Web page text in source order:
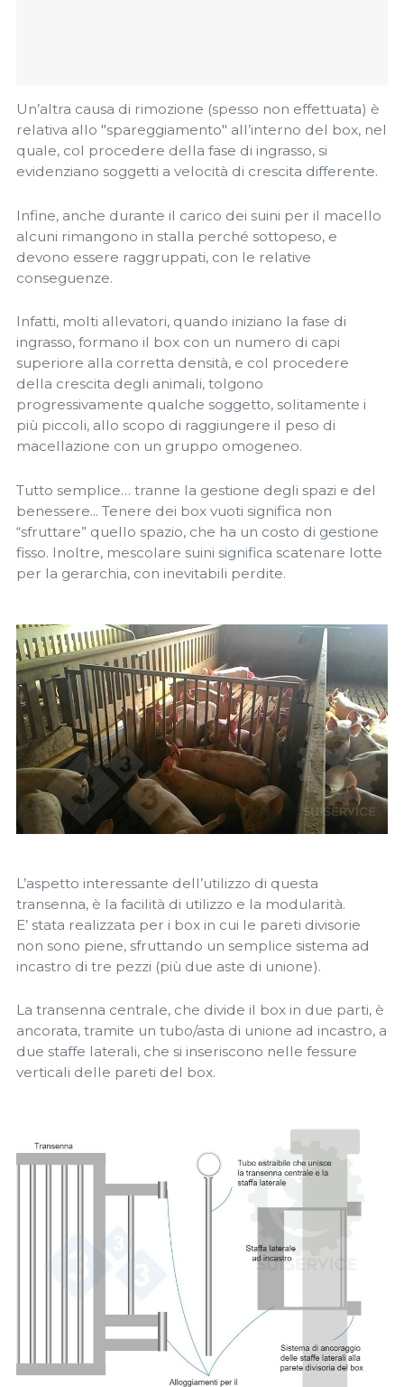
Un’altra causa di rimozione (spesso non effettuata) è
relativa allo "spareggiamento" all’interno del box, nel
quale, col procedere della fase di ingrasso, si
evidenziano soggetti a velocità di crescita differente.
Infine, anche durante il carico dei suini per il macello
alcuni rimangono in stalla perché sottopeso, e
devono essere raggruppati, con le relative
conseguenze.
Infatti, molti allevatori, quando iniziano la fase di
ingrasso, formano il box con un numero di capi
superiore alla corretta densità, e col procedere
della crescita degli animali, tolgono
progressivamente qualche soggetto, solitamente i
più piccoli, allo scopo di raggiungere il peso di
macellazione con un gruppo omogeneo.
Tutto semplice… tranne la gestione degli spazi e del
benessere... Tenere dei box vuoti significa non
“sfruttare” quello spazio, che ha un costo di gestione
fisso. Inoltre, mescolare suini significa scatenare lotte
per la gerarchia, con inevitabili perdite.
L’aspetto interessante dell’utilizzo di questa
transenna, è la facilità di utilizzo e la modularità.
E’ stata realizzata per i box in cui le pareti divisorie
non sono piene, sfruttando un semplice sistema ad
incastro di tre pezzi (più due aste di unione).
La transenna centrale, che divide il box in due parti, è
ancorata, tramite un tubo/asta di unione ad incastro, a
due staffe laterali, che si inseriscono nelle fessure
verticali delle pareti del box.